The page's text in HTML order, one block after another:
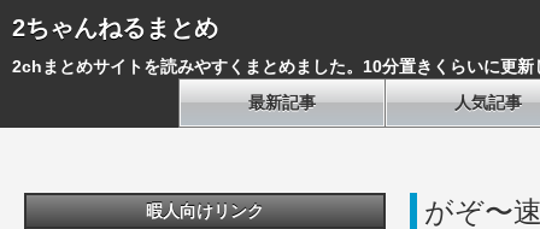
2ちゃんねるまとめ
2chまとめサイトを読みやすくまとめました。10分置きくらいに更新
最新記事
人気記事
がぞ〜
暇人向けリンク